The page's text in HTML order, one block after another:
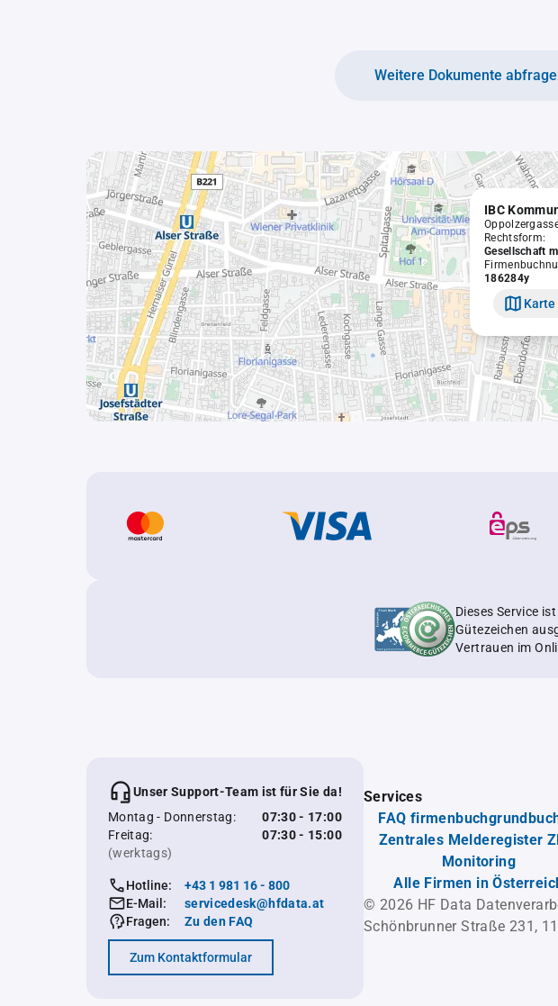
Weitere Dokumente
Rechtsform:
Gesellschaft
186284y
Karte
Dieses Service
Gütezeichen
Vertrauen im
Unser Support-Team ist für Sie da!
Montag - Donnerstag:
07:30 - 17:00
Freitag:
07:30 - 15:00
(werktags)
Hotline:
+43 1 981 16 - 800
E-Mail:
servicedesk@hfdata.at
Fragen:
Zu den FAQ
Zum Kontaktformular
Services
FAQ
Zentrales Melderegister
Monitoring
Alle Firmen in
© 2026 HF Data
Schönbrunner Straße 231,